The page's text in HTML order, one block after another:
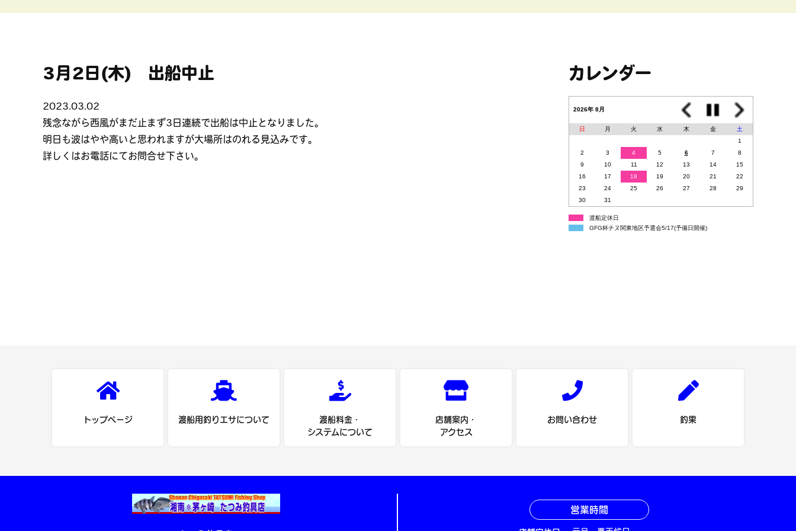
3月2日(木) 出船中止
2023.03.02
残念ながら西風がまだ止まず3日連続で出船は中止となりました。
明日も波はやや高いと思われますが大場所はのれる見込みです。
詳しくはお電話にてお問合せ下さい。
カレンダー
2026年 8月
日 月 火 水 木 金
土
1
2
3 4 5 6 7
8
9
10 11 12 13 14
15
16
17 18 19 20 21
22
23
24 25 26 27 28
29
30
31
渡船定休日
GFG杯チヌ関東地区予選会5/17(予備日開催)
トップページ 渡船用釣りエサについて
渡船料金・
システムについて
店舗案内・
アクセス
お問い合わせ 釣果
営業時間